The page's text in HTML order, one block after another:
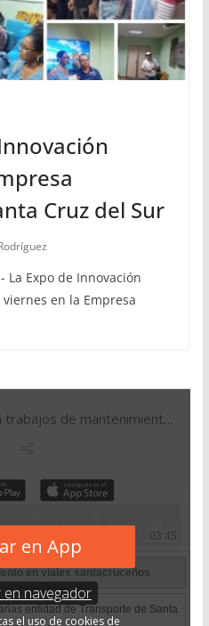
Cruz del Sur
La Expo de Innovación
en la Empresa